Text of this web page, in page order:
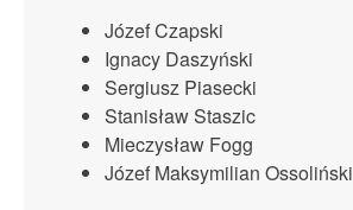
Józef Czapski
Ignacy Daszyński
Sergiusz Piasecki
Stanisław Staszic
Mieczysław Fogg
Józef Maksymilian Ossoliński